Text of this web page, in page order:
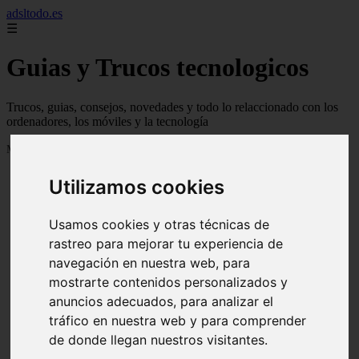
Utilizamos cookies
Usamos cookies y otras técnicas de
rastreo para mejorar tu experiencia de
navegación en nuestra web, para
mostrarte contenidos personalizados y
anuncios adecuados, para analizar el
tráfico en nuestra web y para comprender
de donde llegan nuestros visitantes.
adsltodo.es
☰
Guias y Trucos tecnologicos
Trucos, guias, consejos, novedades y todo lo relaccionado con los
ordenadores, los móviles y la tecnología
Mostrando 1 - 24 de 148 artículos
Newskill Kitsune Review 【Análisis en Español】